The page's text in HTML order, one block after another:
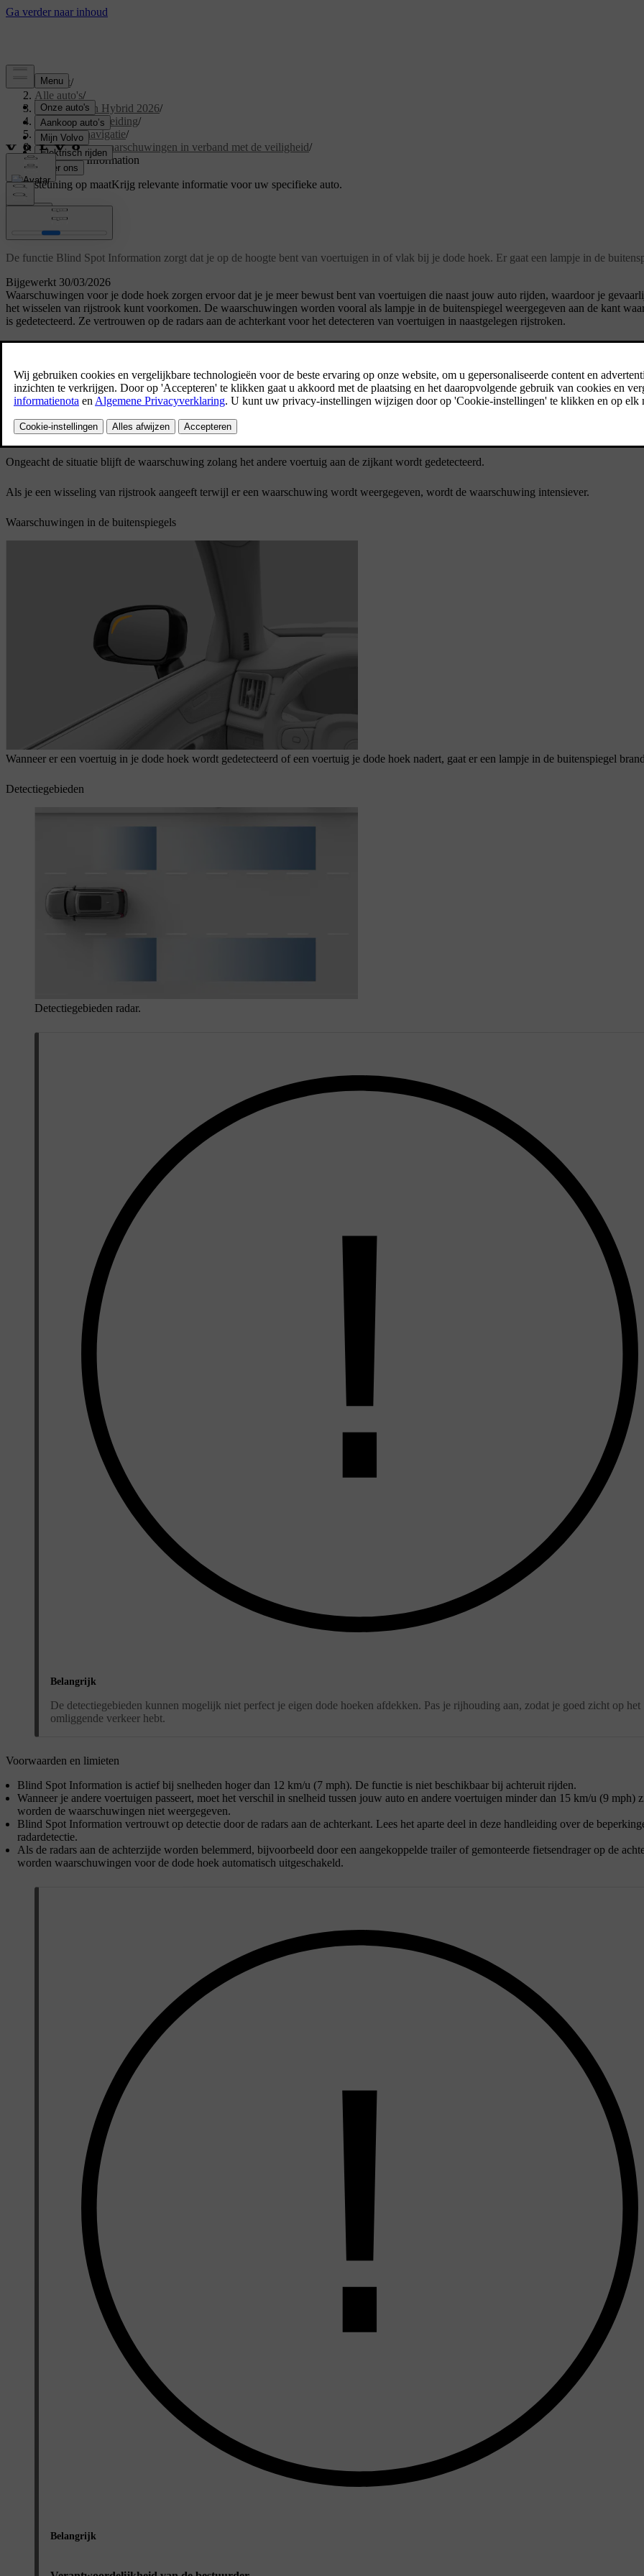
Support/
Alle auto's/
XC60 Plug-in Hybrid 2026/
Gebruikershandleiding/
Rijhulp en navigatie/
Ingrijpen en waarschuwingen in verband met de veiligheid/
Blind Spot Information
Ondersteuning op maatKrijg relevante informatie voor uw specifieke auto.
Bijgewerkt 30/03/2026
Blind Spot Information
De functie Blind Spot Information zorgt dat je op de hoogte bent van voertuigen in of vlak bij je dode hoek. Er gaat een lampje in de
Waarschuwingen voor je dode hoek zorgen ervoor dat je je meer bewust bent van voertuigen die naast jouw auto rijden, waardoor je
het wisselen van rijstrook kunt voorkomen. De waarschuwingen worden vooral als lampje in de buitenspiegel weergegeven aan de kant
is gedetecteerd. Ze vertrouwen op de radars aan de achterkant voor het detecteren van voertuigen in naastgelegen rijstroken.
Wanneer je door een ander voertuig wordt ingehaald.
In sommige gevallen kunnen ze worden weergegeven voordat het passerende voertuig in je blinde hoek rijdt. Dat gebeurt als het
achteren op een naastgelegen rijstrook nadert.
Wanneer je een ander voertuig inhaalt.
Ongeacht de situatie blijft de waarschuwing zolang het andere voertuig aan de zijkant wordt gedetecteerd.
Als je een wisseling van rijstrook aangeeft terwijl er een waarschuwing wordt weergegeven, wordt de waarschuwing intensiever.
Waarschuwingen in de buitenspiegels
Wanneer er een voertuig in je dode hoek wordt gedetecteerd of een voertuig je dode hoek nadert, gaat er een lampje in de buitenspiegel
Detectiegebieden
Detectiegebieden radar.
Belangrijk
De detectiegebieden kunnen mogelijk niet perfect je eigen dode hoeken afdekken. Pas je rijhouding aan, zodat je goed zicht op het
omliggende verkeer hebt.
Voorwaarden en limieten
Blind Spot Information is actief bij snelheden hoger dan 12 km/u (7 mph). De functie is niet beschikbaar bij achteruit rijden.
Wanneer je andere voertuigen passeert, moet het verschil in snelheid tussen jouw auto en andere voertuigen minder dan 15 km/u (9 mph)
worden de waarschuwingen niet weergegeven.
Blind Spot Information vertrouwt op detectie door de radars aan de achterkant. Lees het aparte deel in deze handleiding over de
radardetectie.
Als de radars aan de achterzijde worden belemmerd, bijvoorbeeld door een aangekoppelde trailer of gemonteerde fietsendrager op de
worden waarschuwingen voor de dode hoek automatisch uitgeschakeld.
Belangrijk